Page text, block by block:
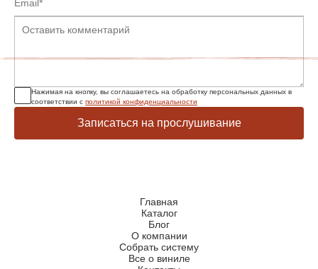
Нажимая на кнопку, вы соглашаетесь на обработку персональных данных в
соответствии с политикой конфиденциальности
Записаться на прослушивание
Главная
Каталог
Блог
О компании
Собрать систему
Все о виниле